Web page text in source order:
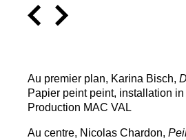
Au premier plan, Karina Bisch,
Papier peint peint, installation in
Production MAC VAL
Au centre, Nicolas Chardon,